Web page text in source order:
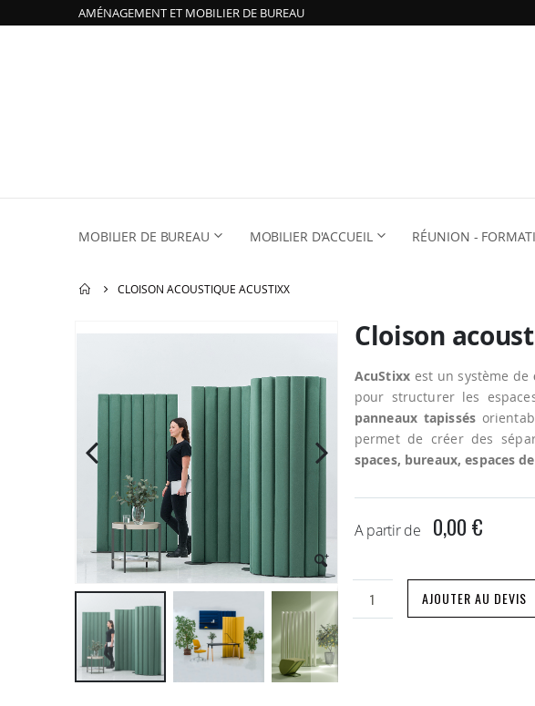
AMÉNAGEMENT ET MOBILIER DE BUREAU
MOBILIER DE BUREAU MOBILIER D'ACCUEIL RÉUNION -
CLOISON ACOUSTIQUE ACUSTIXX
d’images
Cloison
AcuStixxest un système de
pour structurer les
panneaux tapissés
permet de créer des
spaces, bureaux, espaces
A partir de 0,00 €
AJOUTER AU DEVIS